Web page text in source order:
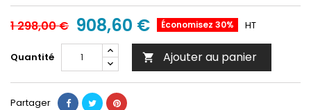
1 298,00 € 908,60 € Économisez 30% HT
Quantité  Ajouter au panier
Partager